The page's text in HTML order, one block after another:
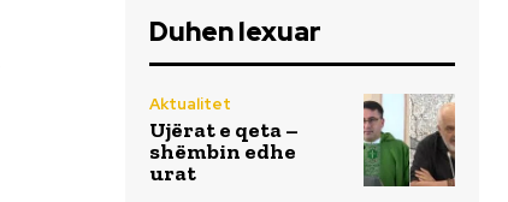
Duhen lexuar
Aktualitet
Ujërat e qeta –
shëmbin edhe
urat